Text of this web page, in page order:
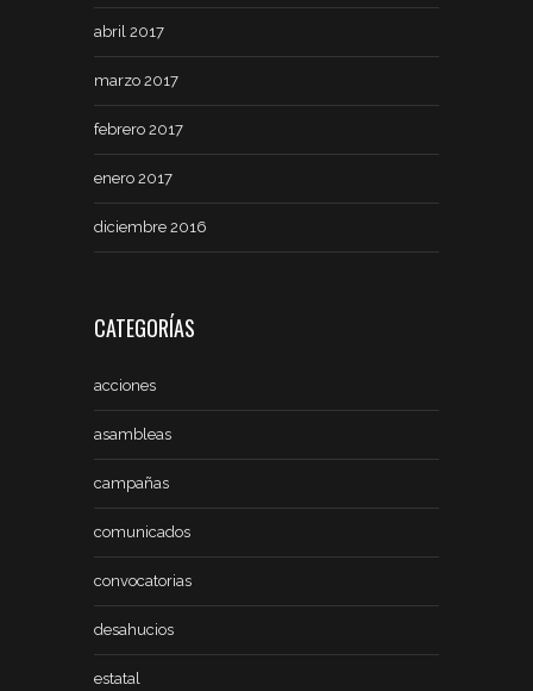
abril 2017
marzo 2017
febrero 2017
enero 2017
diciembre 2016
CATEGORÍAS
acciones
asambleas
campañas
comunicados
convocatorias
desahucios
estatal